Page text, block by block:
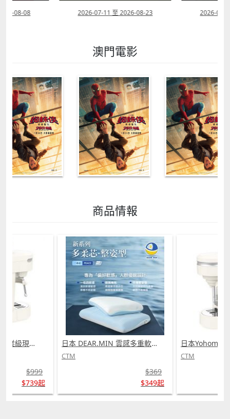
08-08 2026-07-11 至 2026-08-23 2026-08-
澳門電影
商品情報
日本Yohome 迷你專業級現磨鮮萃奶泡3合1半自動家庭意式咖啡機 (需訂貨)
$999
$739起
日本 DEAR.MIN 雲感多重軟芯柔托緩壓Peace柔眠枕 (需訂貨)
CTM
$369
$349起
CTM